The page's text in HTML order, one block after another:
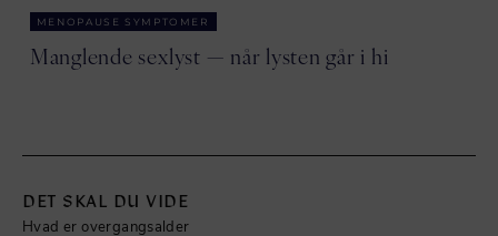
MENOPAUSE SYMPTOMER
Manglende sexlyst — når lysten går i hi
DET SKAL DU VIDE
Hvad er overgangsalder